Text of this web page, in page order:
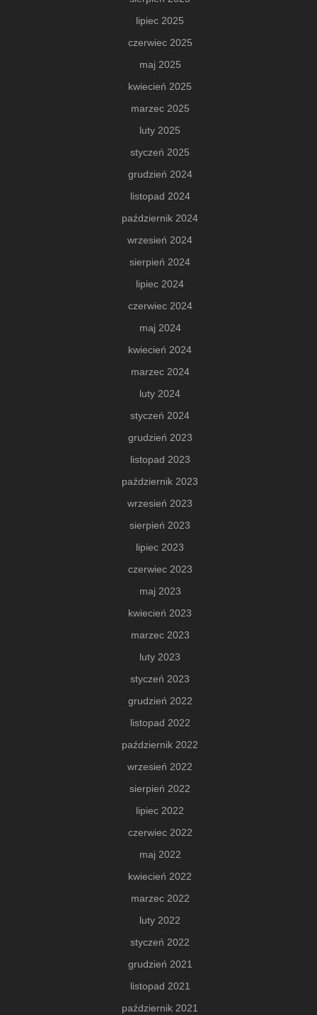
lipiec 2025
czerwiec 2025
maj 2025
kwiecień 2025
marzec 2025
luty 2025
styczeń 2025
grudzień 2024
listopad 2024
październik 2024
wrzesień 2024
sierpień 2024
lipiec 2024
czerwiec 2024
maj 2024
kwiecień 2024
marzec 2024
luty 2024
styczeń 2024
grudzień 2023
listopad 2023
październik 2023
wrzesień 2023
sierpień 2023
lipiec 2023
czerwiec 2023
maj 2023
kwiecień 2023
marzec 2023
luty 2023
styczeń 2023
grudzień 2022
listopad 2022
październik 2022
wrzesień 2022
sierpień 2022
lipiec 2022
czerwiec 2022
maj 2022
kwiecień 2022
marzec 2022
luty 2022
styczeń 2022
grudzień 2021
listopad 2021
październik 2021